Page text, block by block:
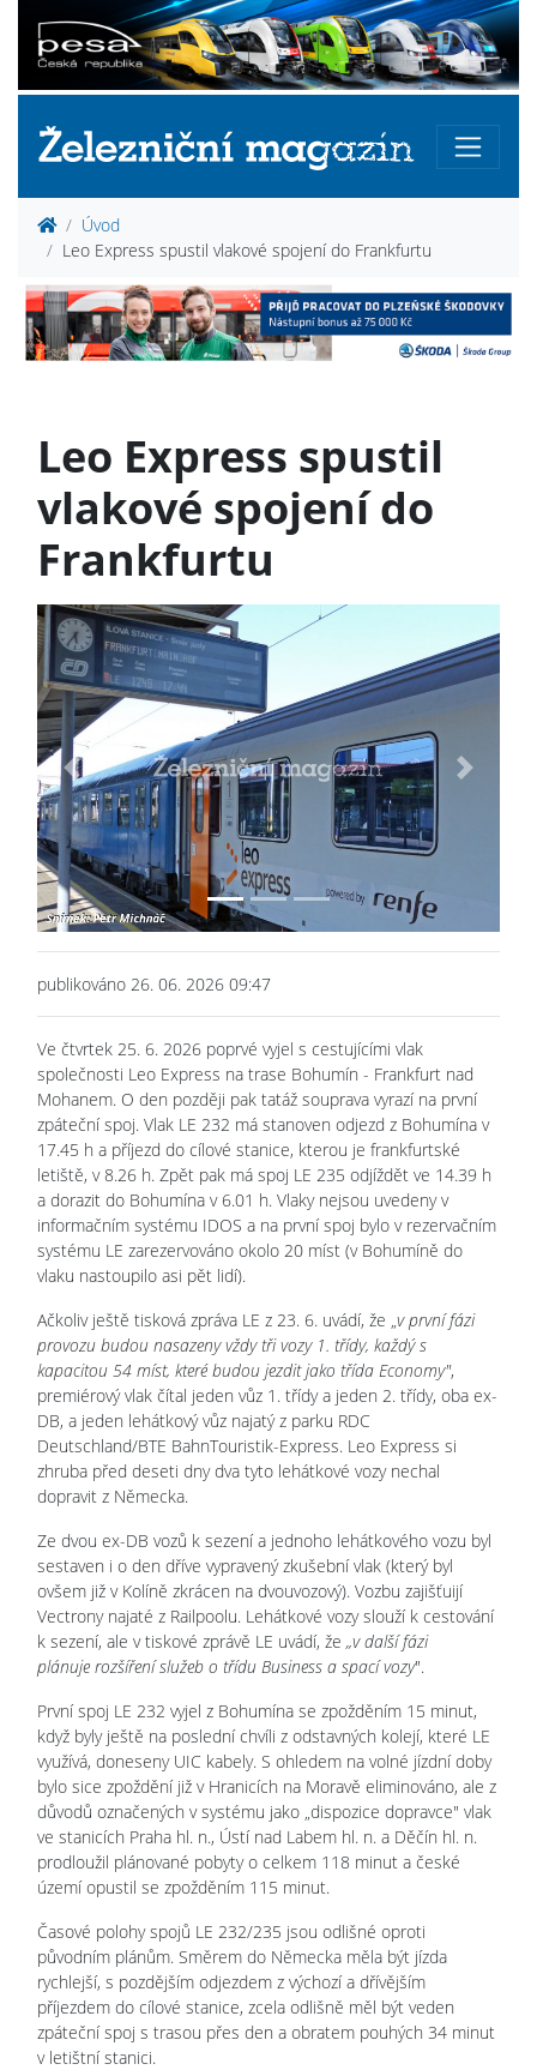
Úvod
Leo Express spustil vlakové spojení do Frankfurtu
Leo Express spustil
vlakové spojení do
Frankfurtu
Previous Next
publikováno 26. 06. 2026 09:47
Ve čtvrtek 25. 6. 2026 poprvé vyjel s cestujícími vlak
společnosti Leo Express na trase Bohumín - Frankfurt nad
Mohanem. O den později pak tatáž souprava vyrazí na první
zpáteční spoj. Vlak LE 232 má stanoven odjezd z Bohumína v
17.45 h a příjezd do cílové stanice, kterou je frankfurtské
letiště, v 8.26 h. Zpět pak má spoj LE 235 odjíždět ve 14.39 h
a dorazit do Bohumína v 6.01 h. Vlaky nejsou uvedeny v
informačním systému IDOS a na první spoj bylo v rezervačním
systému LE zarezervováno okolo 20 míst (v Bohumíně do
vlaku nastoupilo asi pět lidí).
Ačkoliv ještě tisková zpráva LE z 23. 6. uvádí, že „v první fázi
provozu budou nasazeny vždy tři vozy 1. třídy, každý s
kapacitou 54 míst, které budou jezdit jako třída Economy",
premiérový vlak čítal jeden vůz 1. třídy a jeden 2. třídy, oba ex-
DB, a jeden lehátkový vůz najatý z parku RDC
Deutschland/BTE BahnTouristik-Express. Leo Express si
zhruba před deseti dny dva tyto lehátkové vozy nechal
dopravit z Německa.
Ze dvou ex-DB vozů k sezení a jednoho lehátkového vozu byl
sestaven i o den dříve vypravený zkušební vlak (který byl
ovšem již v Kolíně zkrácen na dvouvozový). Vozbu zajišťuijí
Vectrony najaté z Railpoolu. Lehátkové vozy slouží k cestování
k sezení, ale v tiskové zprávě LE uvádí, že „v další fázi
plánuje rozšíření služeb o třídu Business a spací vozy".
První spoj LE 232 vyjel z Bohumína se zpožděním 15 minut,
když byly ještě na poslední chvíli z odstavných kolejí, které LE
využívá, doneseny UIC kabely. S ohledem na volné jízdní doby
bylo sice zpoždění již v Hranicích na Moravě eliminováno, ale z
důvodů označených v systému jako „dispozice dopravce" vlak
ve stanicích Praha hl. n., Ústí nad Labem hl. n. a Děčín hl. n.
prodloužil plánované pobyty o celkem 118 minut a české
území opustil se zpožděním 115 minut.
Časové polohy spojů LE 232/235 jsou odlišné oproti
původním plánům. Směrem do Německa měla být jízda
rychlejší, s pozdějším odjezdem z výchozí a dřívějším
příjezdem do cílové stanice, zcela odlišně měl být veden
zpáteční spoj s trasou přes den a obratem pouhých 34 minut
v letištní stanici.